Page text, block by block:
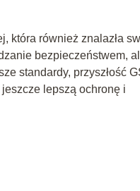
która również znalazła
bezpieczeństwem,
standardy, przyszłość
lepszą ochronę i